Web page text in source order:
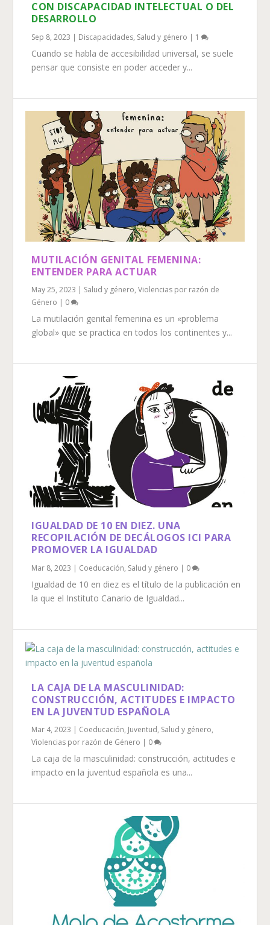
CON DISCAPACIDAD INTELECTUAL O DEL
DESARROLLO
Sep 8, 2023 | Discapacidades, Salud y género | 1
Cuando se habla de accesibilidad universal, se suele
pensar que consiste en poder acceder y...
MUTILACIÓN GENITAL FEMENINA:
ENTENDER PARA ACTUAR
May 25, 2023 | Salud y género,Violencias por razón de
Género | 0
La mutilación genital femenina es un «problema
global» que se practica en todos los continentes y...
IGUALDAD DE 10 EN DIEZ. UNA
RECOPILACIÓN DE DECÁLOGOS ICI PARA
PROMOVER LA IGUALDAD
Mar 8, 2023 | Coeducación, Salud y género | 0
Igualdad de 10 en diez es el título de la publicación en
la que el Instituto Canario de Igualdad...
LA CAJA DE LA MASCULINIDAD:
CONSTRUCCIÓN, ACTITUDES E IMPACTO
EN LA JUVENTUD ESPAÑOLA
Mar 4, 2023 | Coeducación, Juventud, Salud y género,
Violencias por razón de Género | 0
La caja de la masculinidad: construcción, actitudes e
impacto en la juventud española es una...